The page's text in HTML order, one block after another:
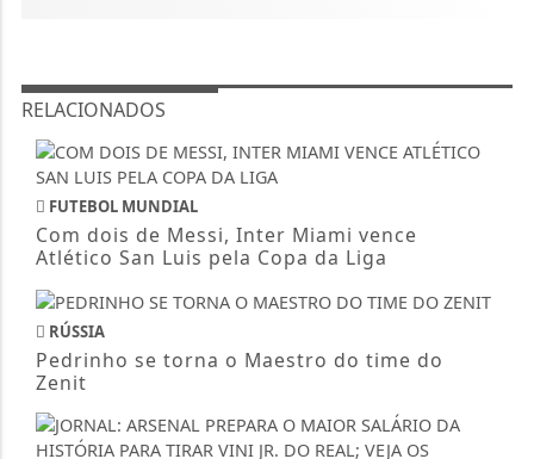
RELACIONADOS
FUTEBOL MUNDIAL
Com dois de Messi, Inter Miami vence
Atlético San Luis pela Copa da Liga
RÚSSIA
Pedrinho se torna o Maestro do time do
Zenit